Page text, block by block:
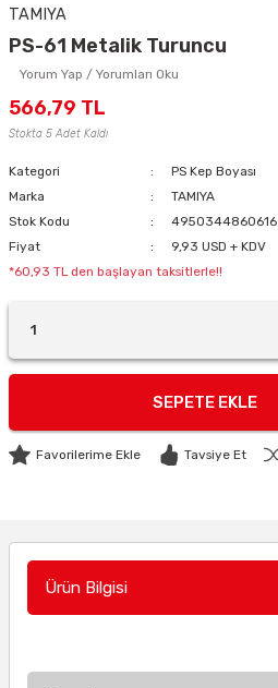
TAMIYA
PS-61 Metalik Turuncu
Yorum Yap / Yorumları Oku
566,79 TL
Stokta 5 Adet Kaldı
Kategori
PS Kep Boyası
Marka
TAMIYA
Stok Kodu
4950344860616
Fiyat
9,93 USD + KDV
*60,93 TL den başlayan taksitlerle!!
SEPETE EKLE
Tavsiye Et
Ürün Bilgisi